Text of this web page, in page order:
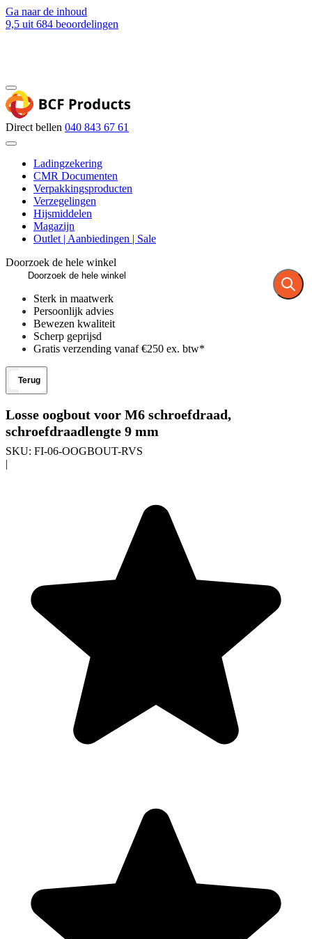
Ga naar de inhoud
9,5 uit 684 beoordelingen
Direct bellen 040 843 67 61
Ladingzekering
CMR Documenten
Verpakkingsproducten
Verzegelingen
Hijsmiddelen
Magazijn
Outlet | Aanbiedingen | Sale
Doorzoek de hele winkel
Sterk in maatwerk
Persoonlijk advies
Bewezen kwaliteit
Scherp geprijsd
Gratis verzending vanaf €250 ex. btw*
Terug
Losse oogbout voor M6 schroefdraad,
schroefdraadlengte 9 mm
SKU: FI-06-OOGBOUT-RVS
|